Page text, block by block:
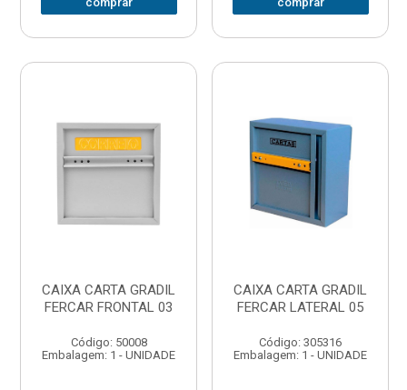
CAIXA CARTA GRADIL
FERCAR FRONTAL 03
Código: 50008
Embalagem: 1 - UNIDADE
CAIXA CARTA GRADIL
FERCAR LATERAL 05
Código: 305316
Embalagem: 1 - UNIDADE